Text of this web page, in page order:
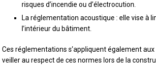
risques d’incendie ou d’électrocution.
La réglementation acoustique : elle vise à
l’intérieur du bâtiment.
Ces réglementations s’appliquent également aux
veiller au respect de ces normes lors de la